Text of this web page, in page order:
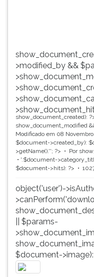
>modified_by &&
show_document_created):
show_document_modified
Modificado em 08
$document->created_by):
>getName().''; ?> Por
'.$document-
$document->hits): ?>
object('user')-
|| $params-
$document->image):